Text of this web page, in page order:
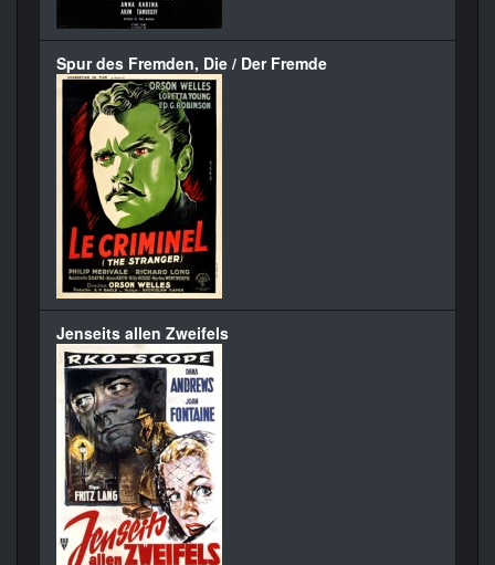
Spur des Fremden, Die / Der Fremde
Jenseits allen Zweifels